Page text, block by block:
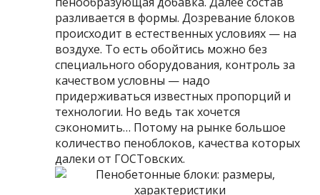
разливается в формы. Дозревание блоков
происходит в естественных условиях — на
воздухе. То есть обойтись можно без
специального оборудования, контроль за
качеством условны — надо
придерживаться известных пропорций и
технологии. Но ведь так хочется
сэкономить… Потому на рынке большое
количество пеноблоков, качества которых
далеки от ГОСТовских.